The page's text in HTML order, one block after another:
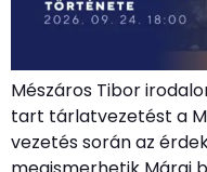
Mészáros Tibor
tart tárlatvezetést a
vezetés során az